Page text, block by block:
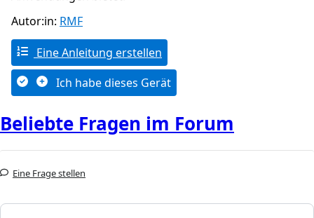
Autor:in: RMF
Eine Anleitung erstellen
Ich habe dieses Gerät
Beliebte Fragen im Forum
Eine Frage stellen